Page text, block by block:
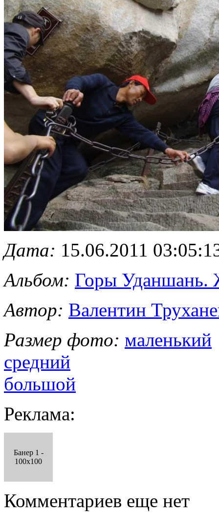
Дата: 15.06.2011
Альбом: Горы Уданшань.
Автор: Валентин
Размер фото: маленький
средний
большой
Реклама:
Банер 1 -
100x100
Комментариев еще нет